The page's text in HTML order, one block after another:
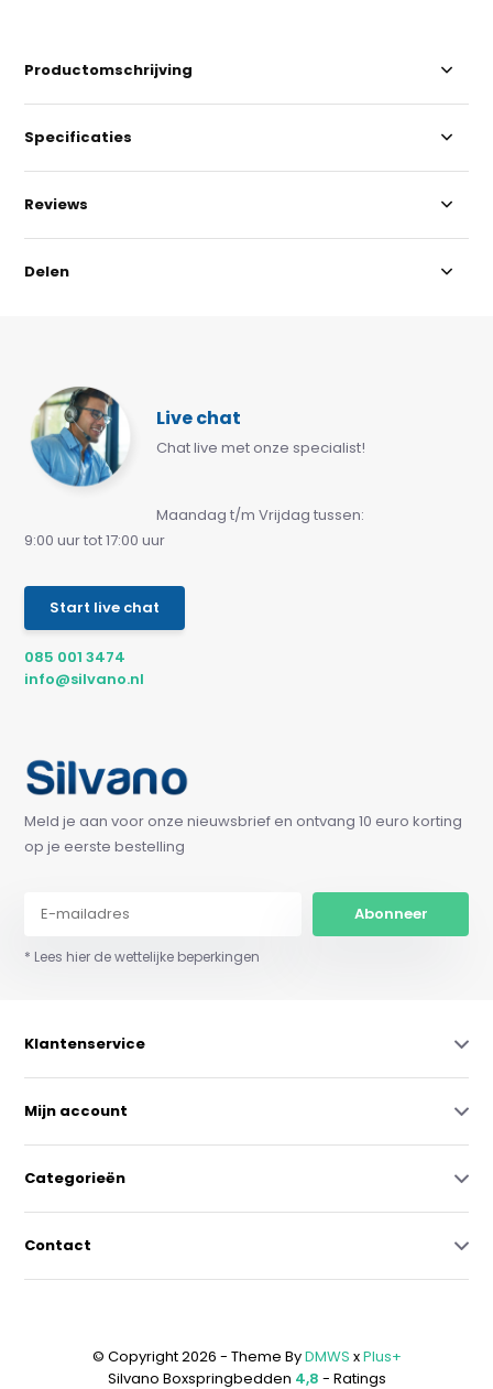
Productomschrijving
Specificaties
Reviews
Delen
Live chat
Chat live met onze specialist!
Maandag t/m Vrijdag tussen:
9:00 uur tot 17:00 uur
Start live chat
085 001 3474
info@silvano.nl
Meld je aan voor onze nieuwsbrief en ontvang 10 euro korting
op je eerste bestelling
Abonneer
* Lees hier de wettelijke beperkingen
Klantenservice
Mijn account
Categorieën
Contact
© Copyright 2026 - Theme ByDMWS xPlus+
Silvano Boxspringbedden 4,8 - Ratings